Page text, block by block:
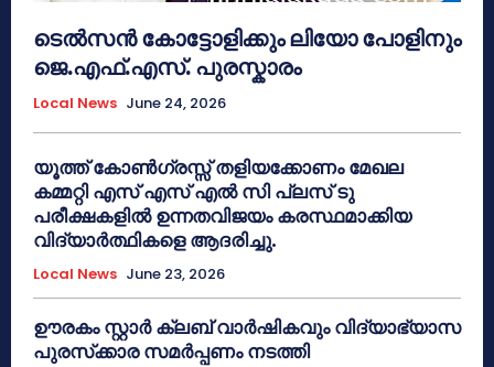
ടെൽസൻ കോട്ടോളിക്കും ലിയോ പോളിനും
ജെ.എഫ്.എസ്. പുരസ്കാരം
Local News June 24, 2026
യൂത്ത് കോൺഗ്രസ്സ് തളിയക്കോണം മേഖല
കമ്മറ്റി എസ് എസ് എൽ സി പ്ലസ് ടു
പരീക്ഷകളിൽ ഉന്നതവിജയം കരസ്ഥമാക്കിയ
വിദ്യാർത്ഥികളെ ആദരിച്ചു.
Local News June 23, 2026
ഊരകം സ്റ്റാർ ക്ലബ് വാർഷികവും വിദ്യാഭ്യാസ
പുരസ്‌ക്കാര സമർപ്പണം നടത്തി